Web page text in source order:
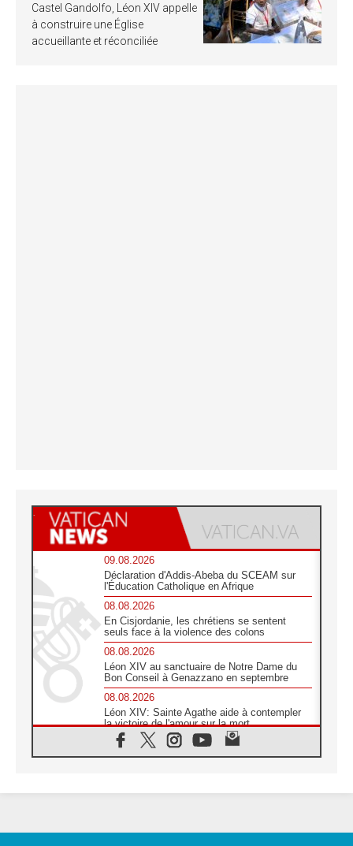
Castel Gandolfo, Léon XIV appelle
à construire une Église
accueillante et réconciliée
09.08.2026
Déclaration d'Addis-Abeba du SCEAM sur
l'Éducation Catholique en Afrique
08.08.2026
En Cisjordanie, les chrétiens se sentent
seuls face à la violence des colons
08.08.2026
Léon XIV au sanctuaire de Notre Dame du
Bon Conseil à Genazzano en septembre
08.08.2026
Léon XIV: Sainte Agathe aide à contempler
la victoire de l'amour sur la mort
08.08.2026
«Relancer l'empathie», le projet Triennal d'art
08.08.2026